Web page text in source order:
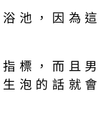
池，因為這
標，而且男
泡的話就會